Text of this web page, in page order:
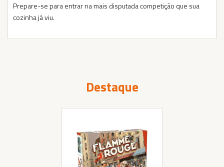
Prepare-se para entrar na mais disputada competição que sua
cozinha já viu.
Destaque